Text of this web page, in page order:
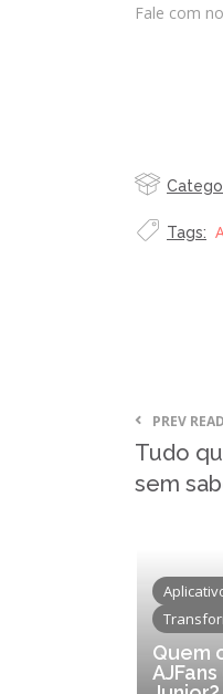
Fale com
Tags:
PREV
Tudo
sem
Quem